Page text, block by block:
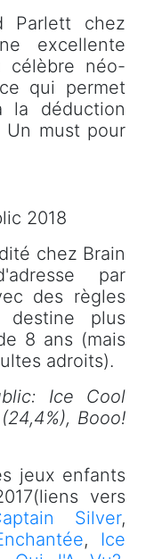
Parlett chez
excellente
célèbre néo-
qui permet
la déduction
Un must pour
chez Brain
par
des règles
plus
8 ans (mais
adroits).
Ice Cool
Booo!
jeux enfants
vers
Silver,
, Ice